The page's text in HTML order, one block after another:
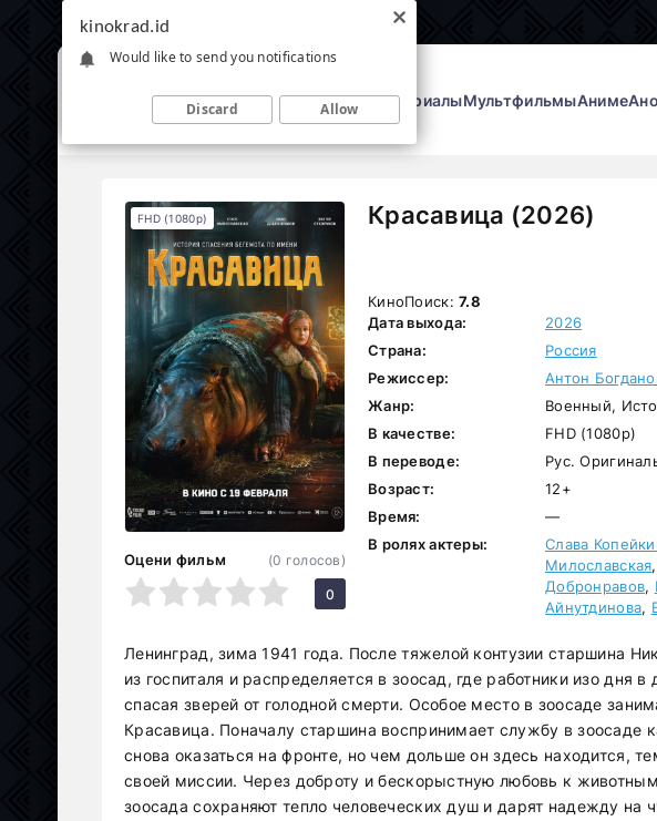
ФильмыСериалыМультфильмыАниме
Красавица (2026)
FHD (1080p)
Оцени фильм
5
(0 голосов)
0
КиноПоиск:7.8
Дата выхода:
2026
Страна:
Россия
Режиссер:
Антон
Жанр:
Военный,
В качестве:
FHD (1080p)
В переводе:
Рус.
Возраст:
12+
Время:
—
В ролях актеры:
Слава
Милославская,
Добронравов,
Айнутдинова,
Ленинград, зима 1941 года. После тяжелой контузии старшина
из госпиталя и распределяется в зоосад, где работники изо дня
спасая зверей от голодной смерти. Особое место в зоосаде
Красавица. Поначалу старшина воспринимает службу в зоосаде
снова оказаться на фронте, но чем дольше он здесь находится,
своей миссии. Через доброту и бескорыстную любовь к
зоосада сохраняют тепло человеческих душ и дарят надежду на
kinokrad.id
Would like to send you notifications
Discard Allow